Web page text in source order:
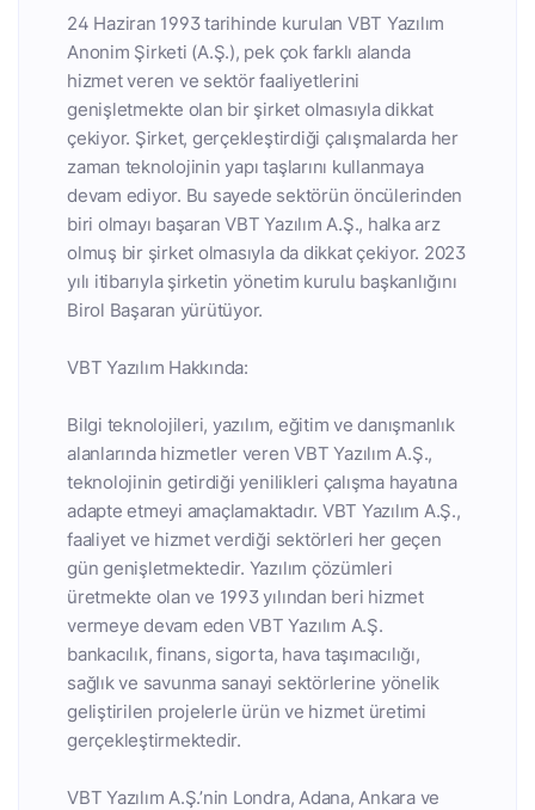
24 Haziran 1993 tarihinde kurulan VBT Yazılım
Anonim Şirketi (A.Ş.), pek çok farklı alanda
hizmet veren ve sektör faaliyetlerini
genişletmekte olan bir şirket olmasıyla dikkat
çekiyor. Şirket, gerçekleştirdiği çalışmalarda her
zaman teknolojinin yapı taşlarını kullanmaya
devam ediyor. Bu sayede sektörün öncülerinden
biri olmayı başaran VBT Yazılım A.Ş., halka arz
olmuş bir şirket olmasıyla da dikkat çekiyor. 2023
yılı itibarıyla şirketin yönetim kurulu başkanlığını
Birol Başaran yürütüyor.
VBT Yazılım Hakkında:
Bilgi teknolojileri, yazılım, eğitim ve danışmanlık
alanlarında hizmetler veren VBT Yazılım A.Ş.,
teknolojinin getirdiği yenilikleri çalışma hayatına
adapte etmeyi amaçlamaktadır. VBT Yazılım A.Ş.,
faaliyet ve hizmet verdiği sektörleri her geçen
gün genişletmektedir. Yazılım çözümleri
üretmekte olan ve 1993 yılından beri hizmet
vermeye devam eden VBT Yazılım A.Ş.
bankacılık, finans, sigorta, hava taşımacılığı,
sağlık ve savunma sanayi sektörlerine yönelik
geliştirilen projelerle ürün ve hizmet üretimi
gerçekleştirmektedir.
VBT Yazılım A.Ş.’nin Londra, Adana, Ankara ve